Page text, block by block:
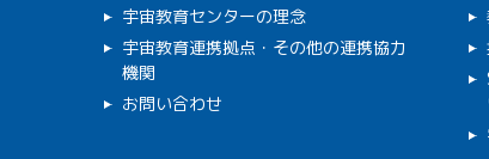
宇宙教育センターの理念
宇宙教育連携拠点・その他の連携協力
機関
お問い合わせ